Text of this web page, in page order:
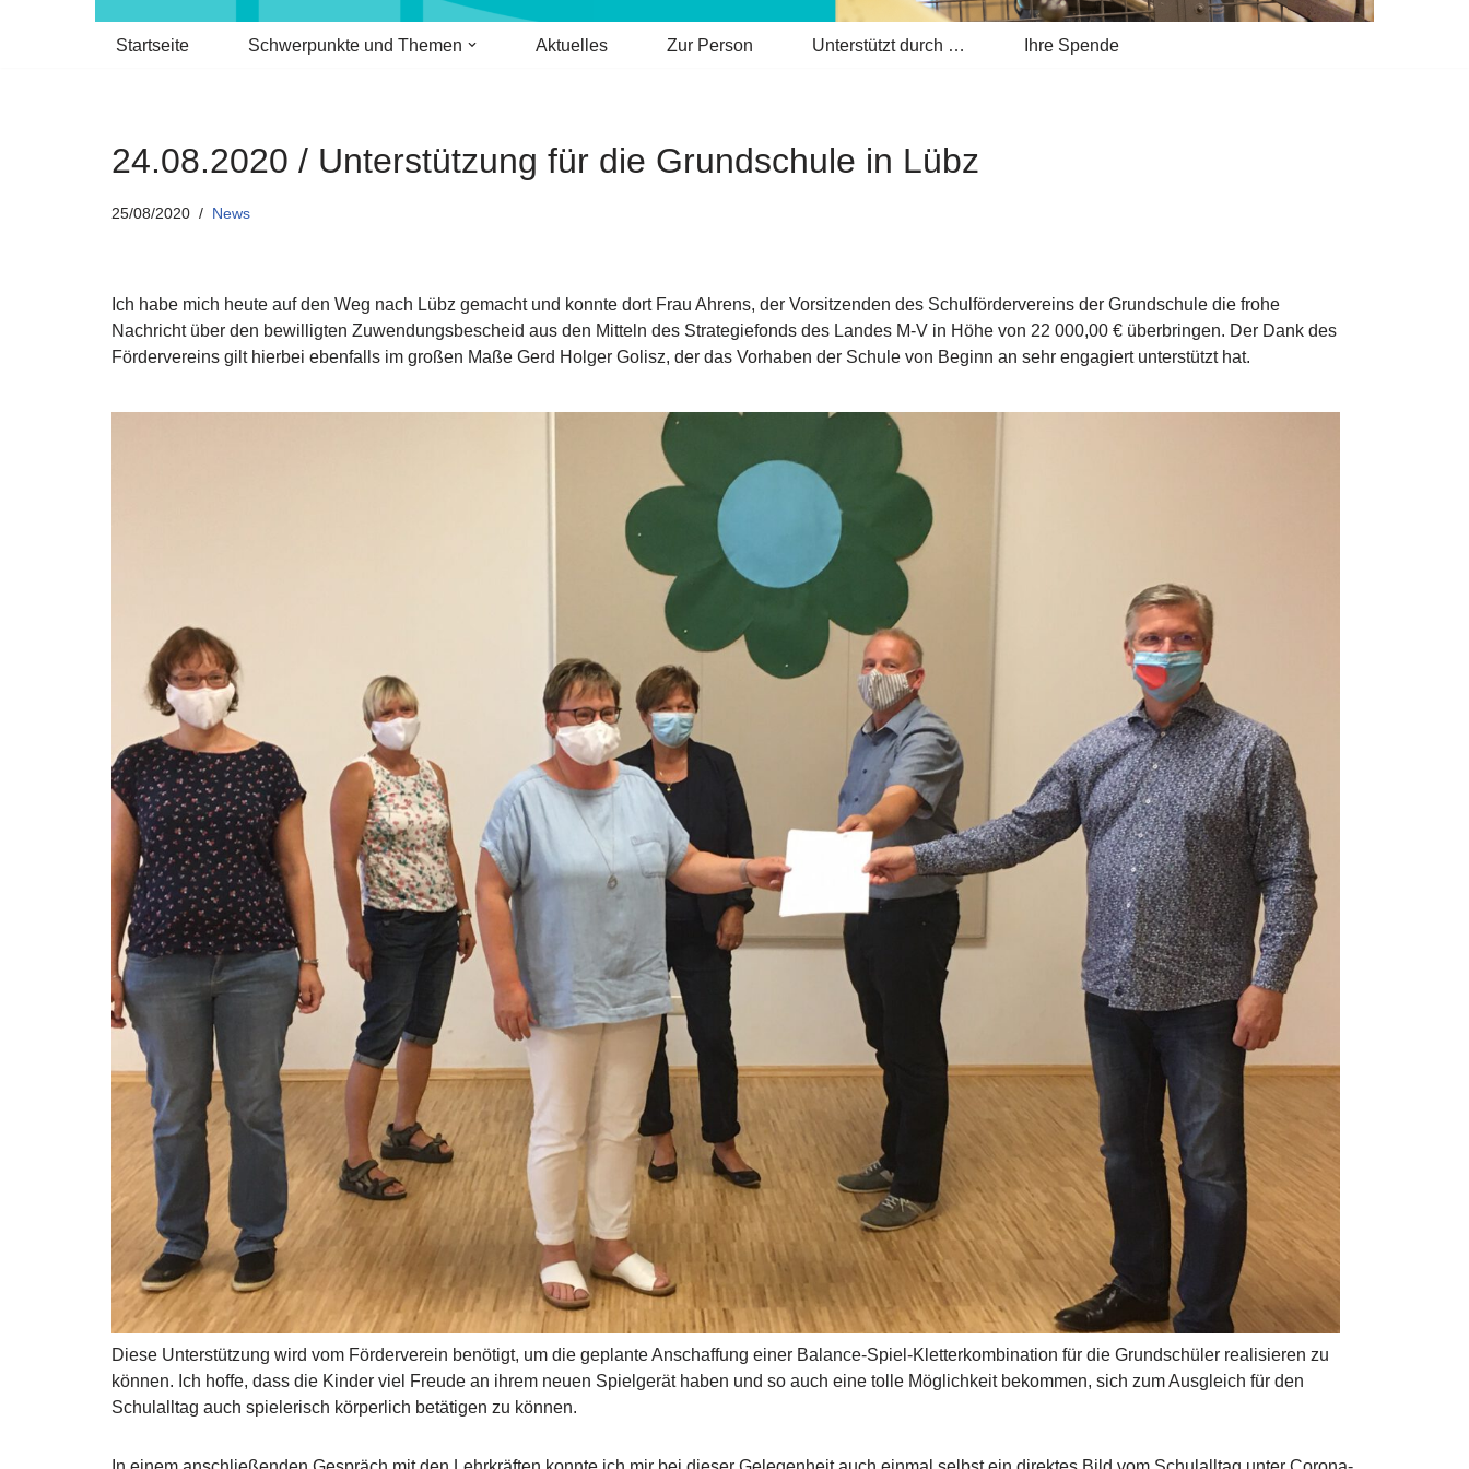
Startseite Schwerpunkte und Themen Aktuelles Zur Person Unterstützt durch … Ihre Spende
24.08.2020 / Unterstützung für die Grundschule in Lübz
25/08/2020 News
Ich habe mich heute auf den Weg nach Lübz gemacht und konnte dort Frau Ahrens, der Vorsitzenden des Schulfördervereins der Grundschule die frohe
Nachricht über den bewilligten Zuwendungsbescheid aus den Mitteln des Strategiefonds des Landes M-V in Höhe von 22 000,00 € überbringen. Der Dank des
Fördervereins gilt hierbei ebenfalls im großen Maße Gerd Holger Golisz, der das Vorhaben der Schule von Beginn an sehr engagiert unterstützt hat.
Diese Unterstützung wird vom Förderverein benötigt, um die geplante Anschaffung einer Balance-Spiel-Kletterkombination für die Grundschüler realisieren zu
können. Ich hoffe, dass die Kinder viel Freude an ihrem neuen Spielgerät haben und so auch eine tolle Möglichkeit bekommen, sich zum Ausgleich für den
Schulalltag auch spielerisch körperlich betätigen zu können.